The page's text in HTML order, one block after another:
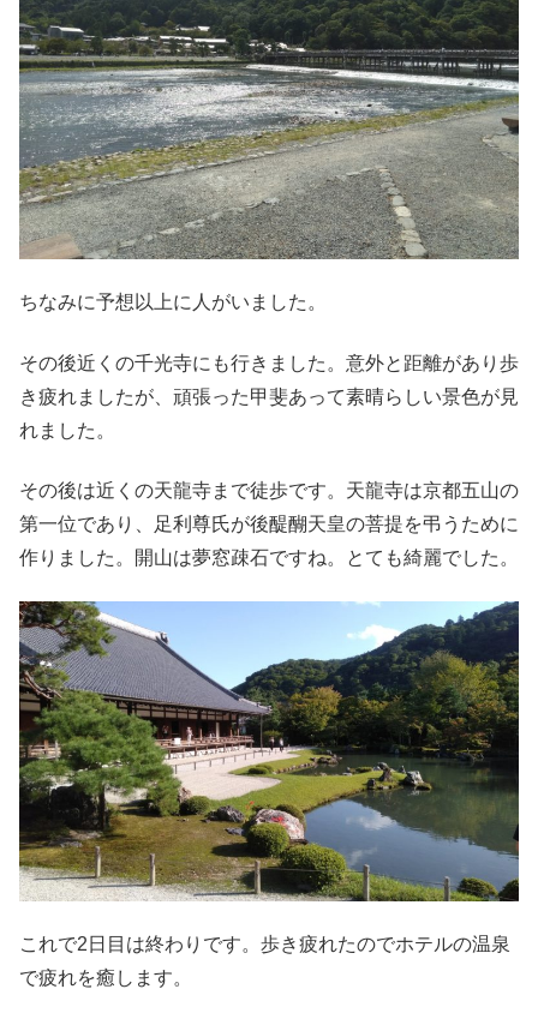
ちなみに予想以上に人がいました。
その後近くの千光寺にも行きました。意外と距離があり歩
き疲れましたが、頑張った甲斐あって素晴らしい景色が見
れました。
その後は近くの天龍寺まで徒歩です。天龍寺は京都五山の
第一位であり、足利尊氏が後醍醐天皇の菩提を弔うために
作りました。開山は夢窓疎石ですね。とても綺麗でした。
これで2日目は終わりです。歩き疲れたのでホテルの温泉
で疲れを癒します。